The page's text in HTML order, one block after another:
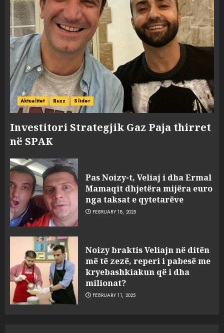
Aktualitet Buzz Slider
Investitori Strategjik Gaz Paja thirret
në SPAK
Pas Noizy-t, Veliaj i dha Ermal
Mamaqit dhjetëra mijëra euro
nga taksat e qytetarëve
FEBRUARY 18, 2025
Noizy braktis Veliajn në ditën
më të zezë, reperi i pabesë me
kryebashkiakun që i dha
milionat?
FEBRUARY 11, 2025
3
sulmuan “One Albania”,
ngjarja u fsheh. A u vodhën
serverat?
MARCH 25, 2025